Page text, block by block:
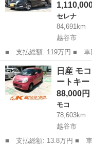
セレナ
84,691km
越谷市
■ 支払総額: 119万円 ■ 車両本体価格： 1,110,000 円 ■ メーカー
名： 日産 ■ 車種名： セ
ー Ｖセレクション 両側パ
正ナビ・フ...
埼玉 越谷市 セレナ
日産 モ
ートキ
88,000円
モコ
78,603km
越谷市
■ 支払総額: 13.8万円 ■ 車両本体価格： 88,000 円 ■ メーカー